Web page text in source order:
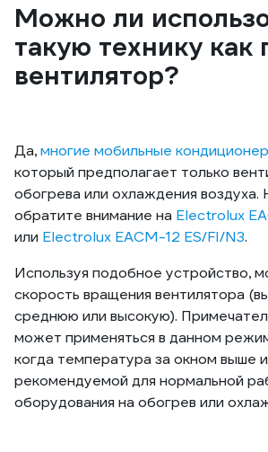
Можно ли
такую технику как
вентилятор?
Да,многие мобильные
который предполагает только
обогрева или охлаждения воздуха.
обратите внимание на Electrolux
или Electrolux EACM-12 ES/FI/N3.
Используя подобное устройство,
скорость вращения вентилятора
среднюю или высокую).
может применяться в данном
когда температура за окном выше
рекомендуемой для нормальной
оборудования на обогрев или